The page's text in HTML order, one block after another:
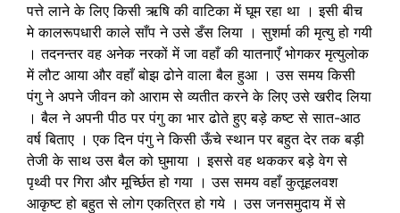
पत्ते लाने के लिए किसी ऋषि की वाटिका में घूम रहा था । इसी बीच
मे कालरूपधारी काले साँप ने उसे डँस लिया । सुशर्मा की मृत्यु हो गयी
। तदनन्तर वह अनेक नरकों में जा वहाँ की यातनाएँ भोगकर मृत्युलोक
में लौट आया और वहाँ बोझ ढोने वाला बैल हुआ । उस समय किसी
पंगु ने अपने जीवन को आराम से व्यतीत करने के लिए उसे खरीद लिया
। बैल ने अपनी पीठ पर पंगु का भार ढोते हुए बड़े कष्ट से सात-आठ
वर्ष बिताए । एक दिन पंगु ने किसी ऊँचे स्थान पर बहुत देर तक बड़ी
तेजी के साथ उस बैल को घुमाया । इससे वह थककर बड़े वेग से
पृथ्वी पर गिरा और मूर्च्छित हो गया । उस समय वहाँ कुतूहलवश
आकृष्ट हो बहुत से लोग एकत्रित हो गये । उस जनसमुदाय में से